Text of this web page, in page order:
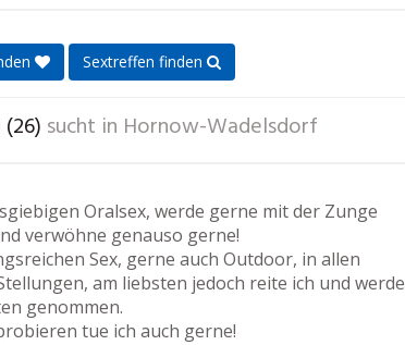
Sextreffen finden
sucht in Hornow-Wadelsdorf
Oralsex, werde gerne mit der Zunge
verwöhne genauso gerne!
Sex, gerne auch Outdoor, in allen
am liebsten jedoch reite ich und werde
genommen.
tue ich auch gerne!